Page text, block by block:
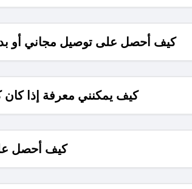
كيف أحصل على توصيل مجاني أو
كيف يمكنني معرفة إذا كان
كيف أحصل